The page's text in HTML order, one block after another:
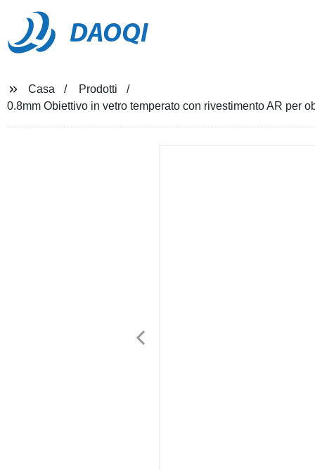
DAOQI
Casa
Prodotti
0.8mm Obiettivo in vetro temperato con rivestimento AR per